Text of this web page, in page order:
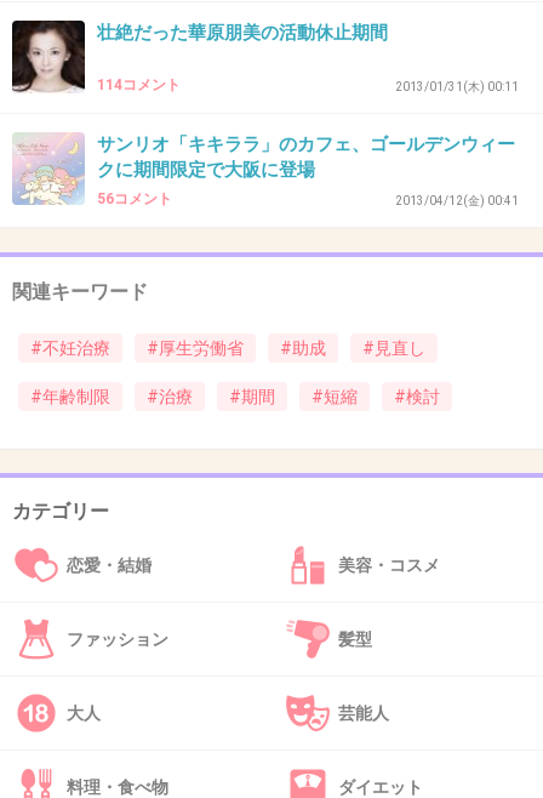
１，晩婚化しないように、若者が結婚しやすく
する。
２，仕事をしていても子供を育てやすい環境に
する。
（保育施設や、育休の充実化）
あと、なんといっても若者が結婚しやすくなる
経済が豊かでないとできないですよね・・・。
32. 匿名 2013/04/29(月) 02:17:42
じゃあいつまで助成すればいいの⁈って。。五
年間て決まってるじゃないですか。まさか永遠
+97
壮絶だった華原朋美の活動休止期間
114コメント 2013/01/31(木) 00:11
サンリオ「キキララ」のカフェ、ゴールデンウィー
クに期間限定で大阪に登場
56コメント 2013/04/12(金) 00:41
関連キーワード
#不妊治療 #厚生労働省 #助成 #見直し
#年齢制限 #治療 #期間 #短縮 #検討
カテゴリー
恋愛・結婚 美容・コスメ
ファッション 髪型
大人 芸能人
料理・食べ物 ダイエット